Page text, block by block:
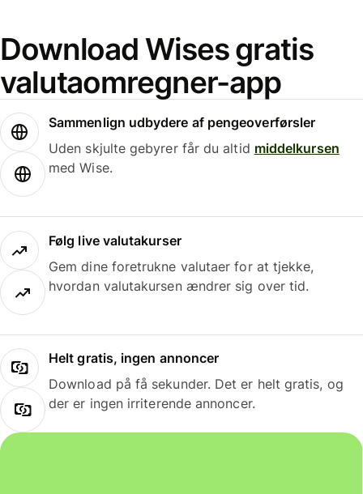
Download Wises gratis
valutaomregner-app
Sammenlign udbydere af pengeoverførsler
Uden skjulte gebyrer får du altid middelkursen
med Wise.
Følg live valutakurser
Gem dine foretrukne valutaer for at tjekke,
hvordan valutakursen ændrer sig over tid.
Helt gratis, ingen annoncer
Download på få sekunder. Det er helt gratis, og
der er ingen irriterende annoncer.